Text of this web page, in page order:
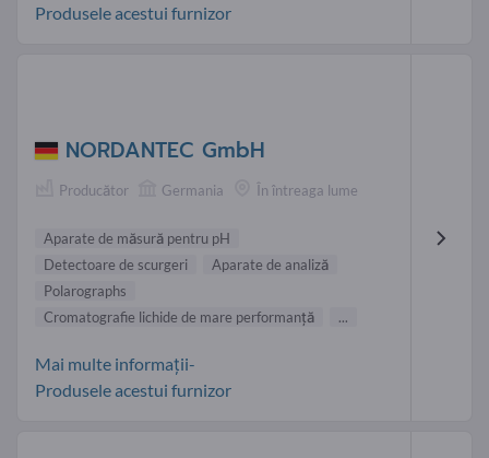
Produsele acestui furnizor
NORDANTEC GmbH
Producător Germania În întreaga lume
Aparate de măsură pentru pH
Detectoare de scurgeri
Aparate de analiză
Polarographs
Cromatografie lichide de mare performanţă
...
Mai multe informații-
Produsele acestui furnizor